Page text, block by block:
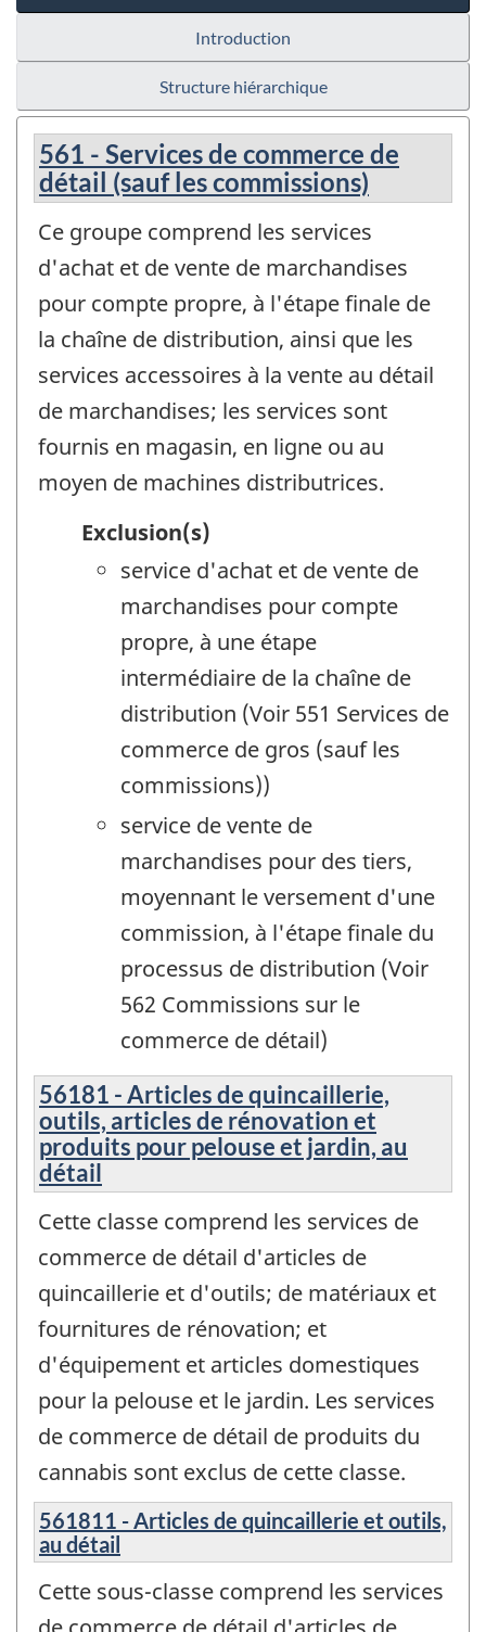
Introduction
Structure hiérarchique
561 - Services de commerce de
détail (sauf les commissions)
Ce groupe comprend les services
d'achat et de vente de marchandises
pour compte propre, à l'étape finale de
la chaîne de distribution, ainsi que les
services accessoires à la vente au détail
de marchandises; les services sont
fournis en magasin, en ligne ou au
moyen de machines distributrices.
Exclusion(s)
service d'achat et de vente de
marchandises pour compte
propre, à une étape
intermédiaire de la chaîne de
distribution (Voir 551 Services de
commerce de gros (sauf les
commissions))
service de vente de
marchandises pour des tiers,
moyennant le versement d'une
commission, à l'étape finale du
processus de distribution (Voir
562 Commissions sur le
commerce de détail)
56181 - Articles de quincaillerie,
outils, articles de rénovation et
produits pour pelouse et jardin, au
détail
Cette classe comprend les services de
commerce de détail d'articles de
quincaillerie et d'outils; de matériaux et
fournitures de rénovation; et
d'équipement et articles domestiques
pour la pelouse et le jardin. Les services
de commerce de détail de produits du
cannabis sont exclus de cette classe.
561811 - Articles de quincaillerie et outils,
au détail
Cette sous-classe comprend les services